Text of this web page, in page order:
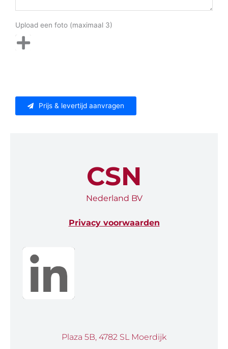
Upload een foto (maximaal 3)
Prijs & levertijd aanvragen
CSN
Nederland BV
Privacy voorwaarden
Plaza 5B, 4782 SL Moerdijk